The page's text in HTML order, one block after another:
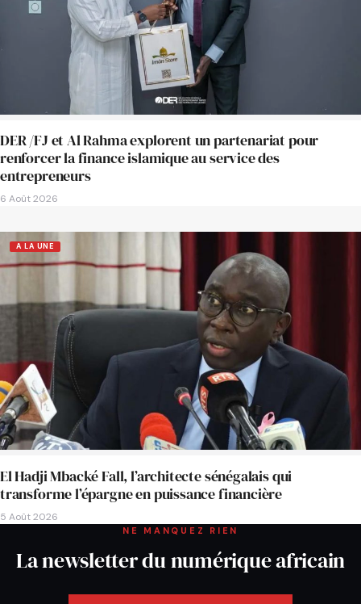
DER /FJ et Al Rahma explorent un partenariat pour
renforcer la finance islamique au service des
entrepreneurs
6 Août 2026
A LA UNE
El Hadji Mbacké Fall, l’architecte sénégalais qui
transforme l’épargne en puissance financière
5 Août 2026
NE MANQUEZ RIEN
La newsletter du numérique africain